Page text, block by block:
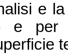
e
e per